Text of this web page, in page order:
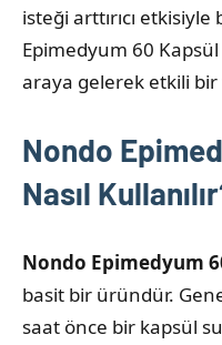
isteği arttırıcı
Epimedyum 60
araya gelerek etkili
Nondo
Nasıl
Nondo Epimedyum
basit bir üründür.
saat önce bir kapsül